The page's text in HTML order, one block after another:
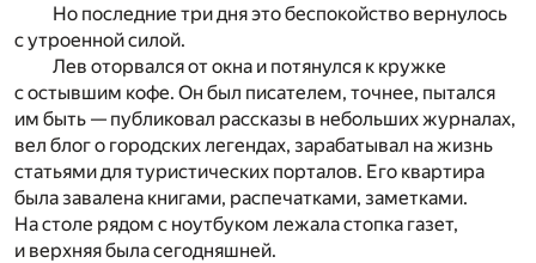
Но последние три дня это беспокойство вернулось
с утроенной силой.
Лев оторвался от окна и потянулся к кружке
с остывшим кофе. Он был писателем, точнее, пытался
им быть — публиковал рассказы в небольших журналах,
вел блог о городских легендах, зарабатывал на жизнь
статьями для туристических порталов. Его квартира
была завалена книгами, распечатками, заметками.
На столе рядом с ноутбуком лежала стопка газет,
и верхняя была сегодняшней.